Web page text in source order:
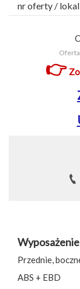
nr oferty /
👉
Przednie,
ABS + EBD